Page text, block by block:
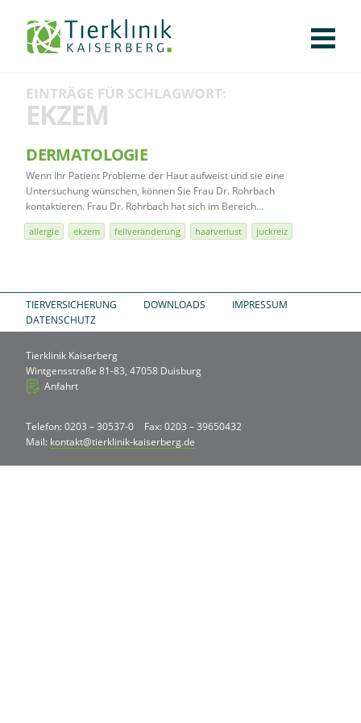
KLINIK
CHIRURGIE
AUGENHEILKUNDE
KARDIOLOGIE
BILDGEBUNG
INNERE MEDIZIN
WEITERE
AKTUELLES
LEXIKON
KONTAKT
Tierklinik
Kaiserberg
EINTRÄGE FÜR SCHLAGWORT:
EKZEM
DERMATOLOGIE
Wenn Ihr Patient Probleme der Haut aufweist und sie eine
Untersuchung wünschen, können Sie Frau Dr. Rohrbach
kontaktieren. Frau Dr. Rohrbach hat sich im Bereich…
allergie ekzem fellveränderung haarverlust juckreiz
TIERVERSICHERUNG DOWNLOADS
IMPRESSUM
DATENSCHUTZ
Tierklinik Kaiserberg
Wintgensstraße 81-83, 47058 Duisburg
Anfahrt
Telefon: 0203 – 30537-0
Fax: 0203 – 39650432
Mail: kontakt@tierklinik-kaiserberg.de